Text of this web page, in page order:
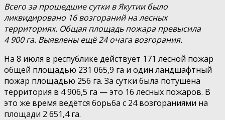
Всего за прошедшие сутки в Якутии было
ликвидировано 16 возгораний на лесных
территориях. Общая площадь пожара превысила
4 900 га. Выявлены ещё 24 очага возгорания.
На 8 июля в республике действует 171 лесной пожар
общей площадью 231 065,9 га и один ландшафтный
пожар площадью 256 га. За сутки была потушена
территория в 4 906,5 га — это 16 лесных пожаров. В
это же время ведётся борьба с 24 возгораниями на
площади 2 651,4 га.